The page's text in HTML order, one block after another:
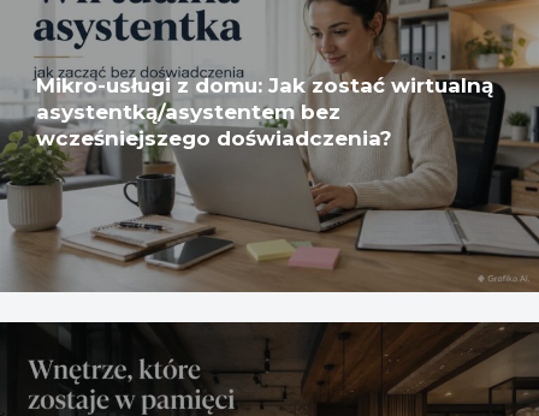
Mikro-usługi z domu: Jak zostać wirtualną
asystentką/asystentem bez
wcześniejszego doświadczenia?